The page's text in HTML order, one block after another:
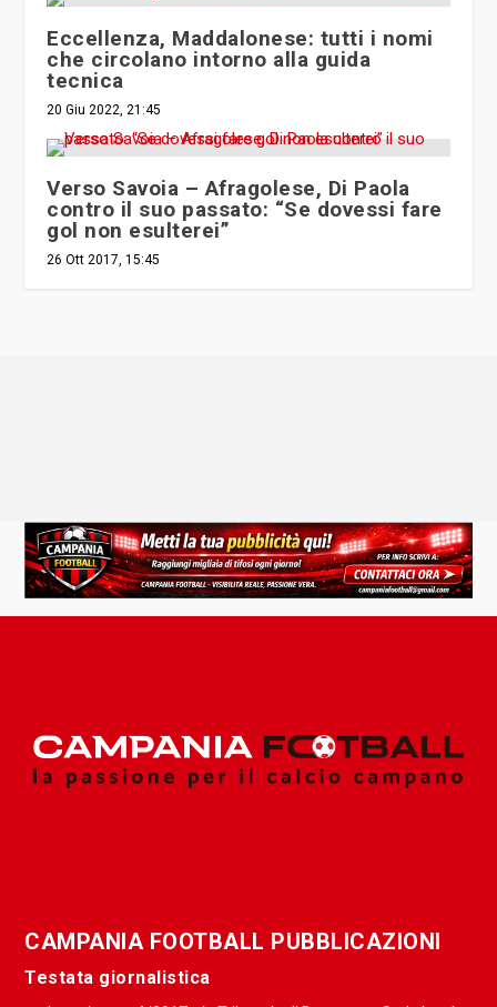
Eccellenza, Maddalonese: tutti i nomi
che circolano intorno alla guida
tecnica
20 Giu 2022, 21:45
Verso Savoia – Afragolese, Di Paola
contro il suo passato: “Se dovessi fare
gol non esulterei”
26 Ott 2017, 15:45
CAMPANIA FOOTBALL PUBBLICAZIONI
Testata giornalistica